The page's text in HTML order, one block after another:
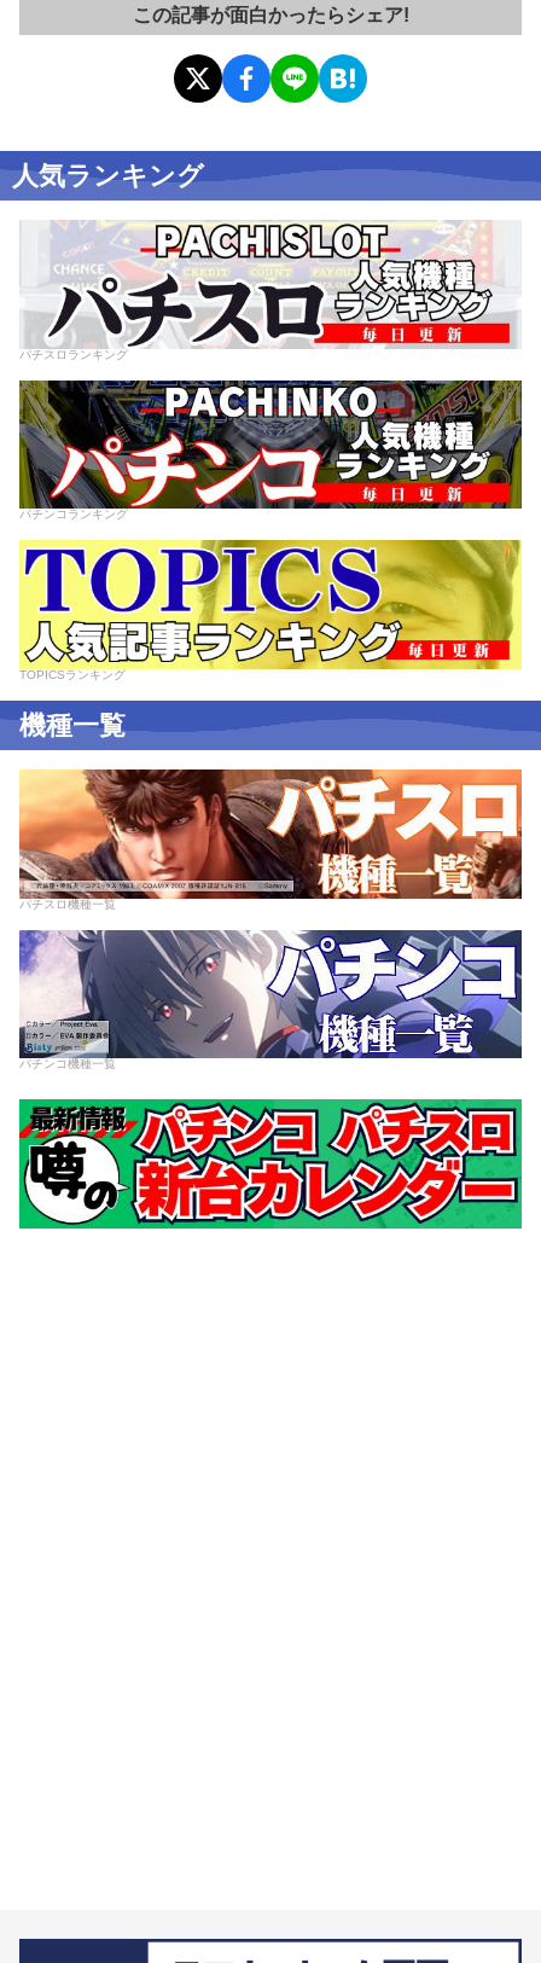
この記事が面白かったらシェア!
人気ランキング
パチスロランキング
パチンコランキング
TOPICSランキング
機種一覧
パチスロ機種一覧
パチンコ機種一覧